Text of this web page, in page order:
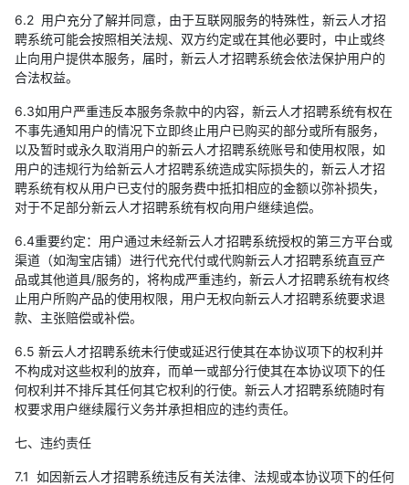
6.2 用户充分了解并同意，由于互联网服务的特殊性，新云人才招
聘系统可能会按照相关法规、双方约定或在其他必要时，中止或终
止向用户提供本服务，届时，新云人才招聘系统会依法保护用户的
合法权益。
6.3如用户严重违反本服务条款中的内容，新云人才招聘系统有权在
不事先通知用户的情况下立即终止用户已购买的部分或所有服务，
以及暂时或永久取消用户的新云人才招聘系统账号和使用权限，如
用户的违规行为给新云人才招聘系统造成实际损失的，新云人才招
聘系统有权从用户已支付的服务费中抵扣相应的金额以弥补损失，
对于不足部分新云人才招聘系统有权向用户继续追偿。
6.4重要约定：用户通过未经新云人才招聘系统授权的第三方平台或
渠道（如淘宝店铺）进行代充代付或代购新云人才招聘系统直豆产
品或其他道具/服务的，将构成严重违约，新云人才招聘系统有权终
止用户所购产品的使用权限，用户无权向新云人才招聘系统要求退
款、主张赔偿或补偿。
6.5 新云人才招聘系统未行使或延迟行使其在本协议项下的权利并
不构成对这些权利的放弃，而单一或部分行使其在本协议项下的任
何权利并不排斥其任何其它权利的行使。新云人才招聘系统随时有
权要求用户继续履行义务并承担相应的违约责任。
七、违约责任
7.1 如因新云人才招聘系统违反有关法律、法规或本协议项下的任何